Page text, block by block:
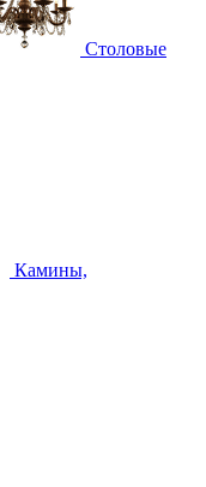
Столовые
Камины,